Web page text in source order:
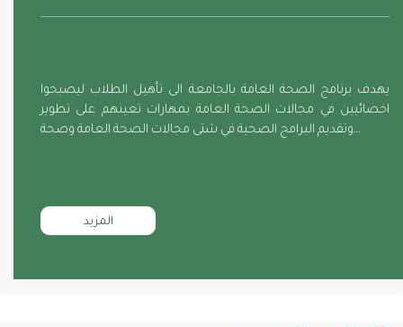
يهدف برنامج الصحة العامة بالجامعة الى تأهيل الطلاب ليصبحوا
اخصائيين في مجالات الصحة العامة بمهارات تعينهم على تطوير
وتقديم البرامج الصحية في شتى مجالات الصحة العامة وصحة…
المزيد